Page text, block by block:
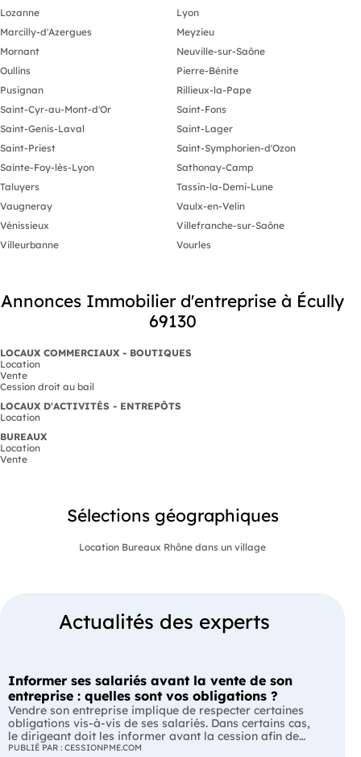
Lozanne
Lyon
Marcilly-d'Azergues
Meyzieu
Mornant
Neuville-sur-Saône
Oullins
Pierre-Bénite
Pusignan
Rillieux-la-Pape
Saint-Cyr-au-Mont-d'Or
Saint-Fons
Saint-Genis-Laval
Saint-Lager
Saint-Priest
Saint-Symphorien-d'Ozon
Sainte-Foy-lès-Lyon
Sathonay-Camp
Taluyers
Tassin-la-Demi-Lune
Vaugneray
Vaulx-en-Velin
Vénissieux
Villefranche-sur-Saône
Villeurbanne
Vourles
Annonces Immobilier d'entreprise à Écully
69130
LOCAUX COMMERCIAUX - BOUTIQUES
Location
Vente
Cession droit au bail
LOCAUX D'ACTIVITÉS - ENTREPÔTS
Location
BUREAUX
Location
Vente
Sélections géographiques
Location Bureaux Rhône dans un village
Actualités des experts
Informer ses salariés avant la vente de son
entreprise : quelles sont vos obligations ?
Vendre son entreprise implique de respecter certaines
obligations vis-à-vis de ses salariés. Dans certains cas,
le dirigeant doit les informer avant la cession afin de
leur permettre, s'ils le souhaitent, de présenter une offre
PUBLIÉ PAR : CESSIONPME.COM